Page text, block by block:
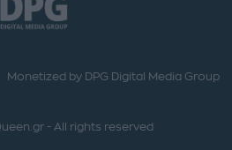
Monetized by DPG Digital Media Group
- All rights reserved